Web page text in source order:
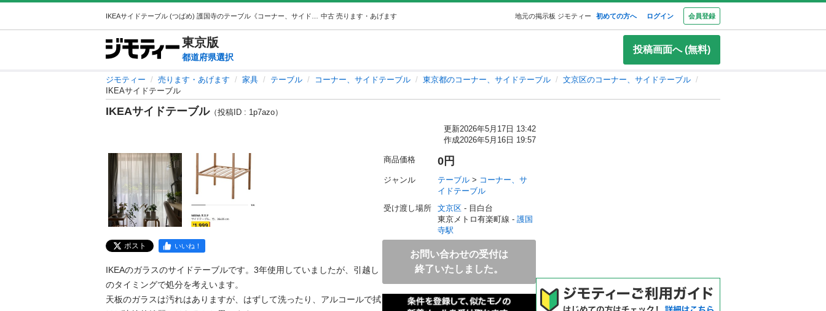
中古 売ります・あげます 地元の掲示板 ジモティー 初めての方へ ログイン 会員登録
東京版
都道府県選択
投稿画面へ (無料)
ジモティー 売ります・あげます 家具 テーブル コーナー、サイドテーブル 東京都のコーナー、サイドテーブル
文京区のコーナー、サイドテーブル
IKEAサイドテーブル
IKEAサイドテーブル（投稿ID : 1p7azo）
更新2026年5月17日 13:42
作成2026年5月16日 19:57
ポスト いいね！
IKEAのガラスのサイドテーブルです。3年使用していましたが、引越し
のタイミングで処分を考えいます。
天板のガラスは汚れはありますが、はずして洗ったり、アルコールで拭
商品価格 0円
ジャンル テーブル > コーナー、サ
イドテーブル
受け渡し場所
文京区 - 目白台
東京メトロ有楽町線 - 護国
寺駅
お問い合わせの受付は
終了いたしました。